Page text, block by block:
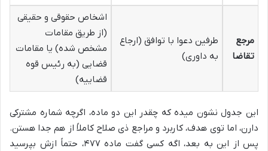
مرجع
تقاضا
طرفین دعوا با توافق (ارجاع
به داوری)
اشخاص حقوقی و حقیقی
(از طریق مقامات
مشخص شده) یا مقامات
قضایی (به رئیس قوه
قضاییه)
این جدول نشون میده که چقدر این دو ماده، اگرچه شماره مشترکی
دارن، اما توی هدف، کاربرد و مراجع ذی صلاح کاملاً از هم جدا هستن.
پس از این به بعد، اگه کسی گفت ماده ۴۷۷، حتماً ازش بپرسید